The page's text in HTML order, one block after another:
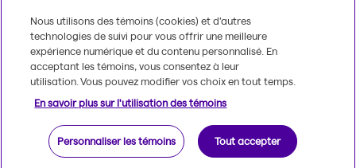
© 2020-2026, Beneva inc. MD Le nom et le logo
Beneva sont des marques de commerce de
Groupe Beneva inc. utilisées sous licence.
Nous utilisons des témoins (cookies) et d’autres
technologies de suivi pour vous offrir une meilleure
expérience numérique et du contenu personnalisé. En
acceptant les témoins, vous consentez à leur
utilisation. Vous pouvez modifier vos choix en tout temps.
En savoir plus sur l'utilisation des témoins
Personnaliser les témoins Tout accepter